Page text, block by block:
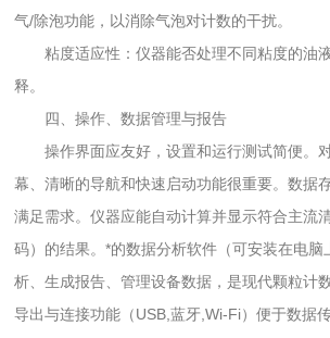
气/除泡功能，以消除气泡对计数的干扰。
粘度适应性：仪器能否处理不同粘度的油
释。
四、操作、数据管理与报告
操作界面应友好，设置和运行测试简便。
幕、清晰的导航和快速启动功能很重要。数据
满足需求。仪器应能自动计算并显示符合主流
码）的结果。*的数据分析软件（可安装在电脑
析、生成报告、管理设备数据，是现代颗粒计
导出与连接功能（USB,蓝牙,Wi-Fi）便于数据传